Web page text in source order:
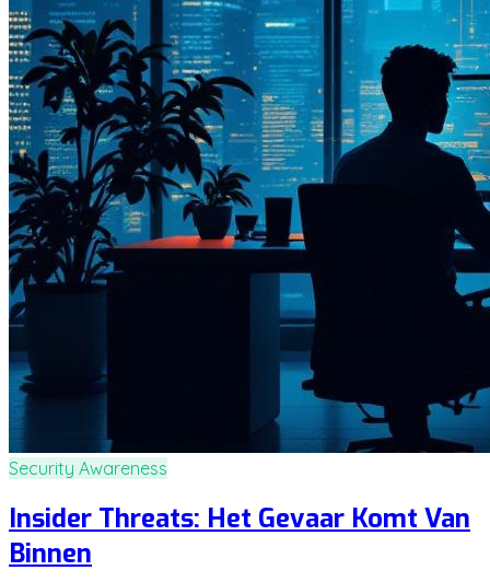
Security Awareness
Insider Threats: Het Gevaar Komt Van
Binnen